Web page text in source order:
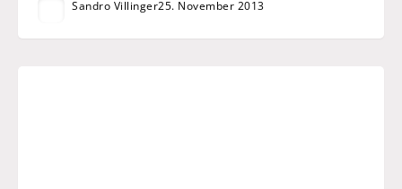
Sandro Villinger25. November 2013